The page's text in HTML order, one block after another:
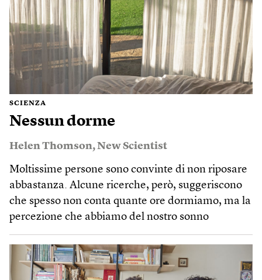
SCIENZA
Nessun dorme
Helen Thomson,New Scientist
Moltissime persone sono convinte di non riposare
abbastanza. Alcune ricerche, però, suggeriscono
che spesso non conta quante ore dormiamo, ma la
percezione che abbiamo del nostro sonno